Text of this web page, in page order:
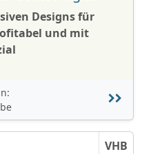
Designs für
und mit
VHB